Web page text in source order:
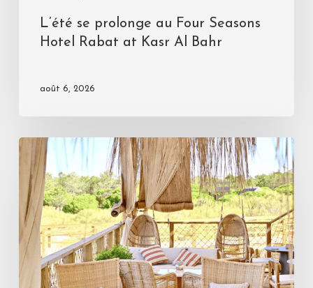
L’été se prolonge au Four Seasons
Hotel Rabat at Kasr Al Bahr
août 6, 2026